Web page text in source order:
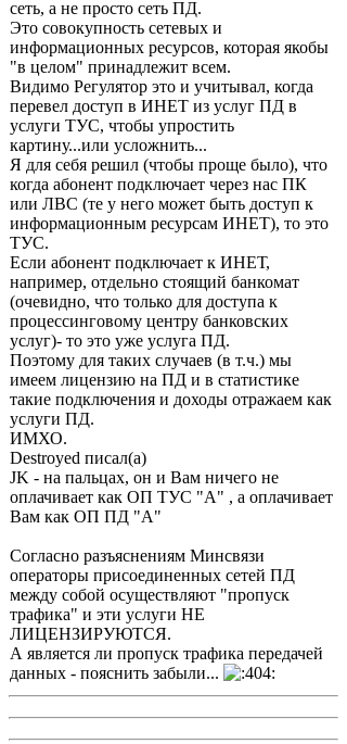
сеть, а не просто сеть ПД.
Это совокупность сетевых и
информационных ресурсов, которая якобы
"в целом" принадлежит всем.
Видимо Регулятор это и учитывал, когда
перевел доступ в ИНЕТ из услуг ПД в
услуги ТУС, чтобы упростить
картину...или усложнить...
Я для себя решил (чтобы проще было), что
когда абонент подключает через нас ПК
или ЛВС (те у него может быть доступ к
информационным ресурсам ИНЕТ), то это
ТУС.
Если абонент подключает к ИНЕТ,
например, отдельно стоящий банкомат
(очевидно, что только для доступа к
процессинговому центру банковских
услуг)- то это уже услуга ПД.
Поэтому для таких случаев (в т.ч.) мы
имеем лицензию на ПД и в статистике
такие подключения и доходы отражаем как
услуги ПД.
ИМХО.
Destroyed писал(а)
JK - на пальцах, он и Вам ничего не
оплачивает как ОП ТУС "А" , а оплачивает
Вам как ОП ПД "А"
Согласно разъяснениям Минсвязи
операторы присоединенных сетей ПД
между собой осуществляют "пропуск
трафика" и эти услуги НЕ
ЛИЦЕНЗИРУЮТСЯ.
А является ли пропуск трафика передачей
данных - пояснить забыли...